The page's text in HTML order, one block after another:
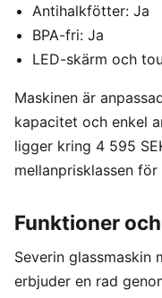
Antihalkfötter: Ja
BPA-fri: Ja
LED-skärm och
Maskinen är
kapacitet och enkel
ligger kring 4 595
mellanprisklassen
Funktioner
Severin glassmaskin
erbjuder en rad